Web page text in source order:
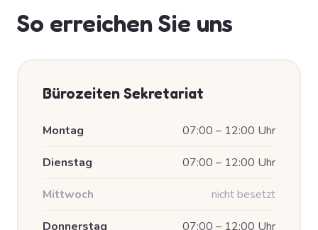
So erreichen Sie uns
Bürozeiten Sekretariat
Montag 07:00 – 12:00 Uhr
Dienstag 07:00 – 12:00 Uhr
Mittwoch nicht besetzt
Donnerstag 07:00 – 12:00 Uhr